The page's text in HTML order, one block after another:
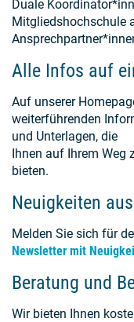
Duale
Mitgliedshochschule
Alle Infos auf
Auf unserer
weiterführenden
und Unterlagen, die
Ihnen auf Ihrem Weg
bieten.
Neuigkeiten
Melden Sie sich für
Newsletter mit
Beratung und
Wir bieten Ihnen